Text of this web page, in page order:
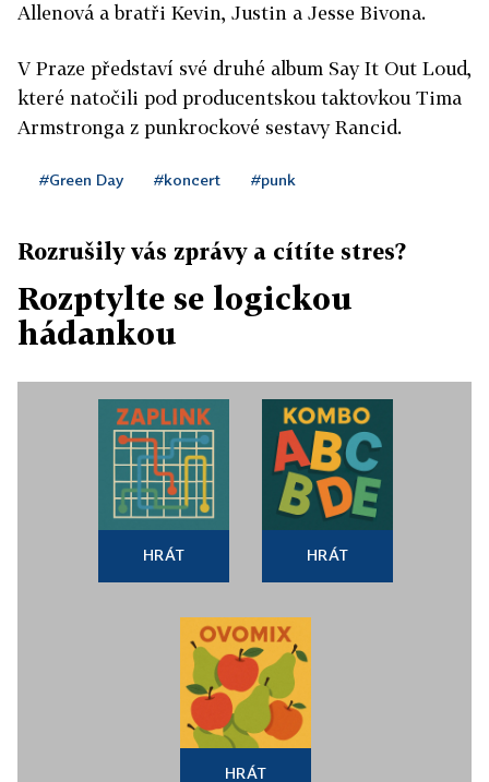
Allenová a bratři Kevin, Justin a Jesse Bivona.
V Praze představí své druhé album Say It Out Loud,
které natočili pod producentskou taktovkou Tima
Armstronga z punkrockové sestavy Rancid.
#Green Day #koncert #punk
Rozrušily vás zprávy a cítíte stres?
Rozptylte se logickou
hádankou
HRÁT HRÁT
HRÁT